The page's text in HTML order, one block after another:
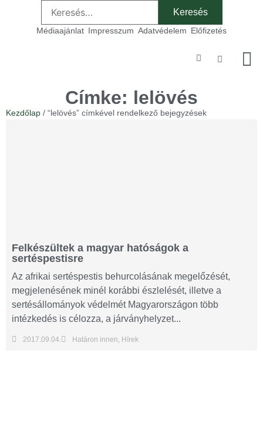
Médiaajánlat Impresszum Adatvédelem Előfizetés
Címke: lelövés
Kezdőlap / “lelövés” címkével rendelkező bejegyzések
Felkészültek a magyar hatóságok a
sertéspestisre
Az afrikai sertéspestis behurcolásának megelőzését,
megjelenésének minél korábbi észlelését, illetve a
sertésállományok védelmét Magyarországon több
intézkedés is célozza, a járványhelyzet...
2017.09.04. Határon innen, Hírek